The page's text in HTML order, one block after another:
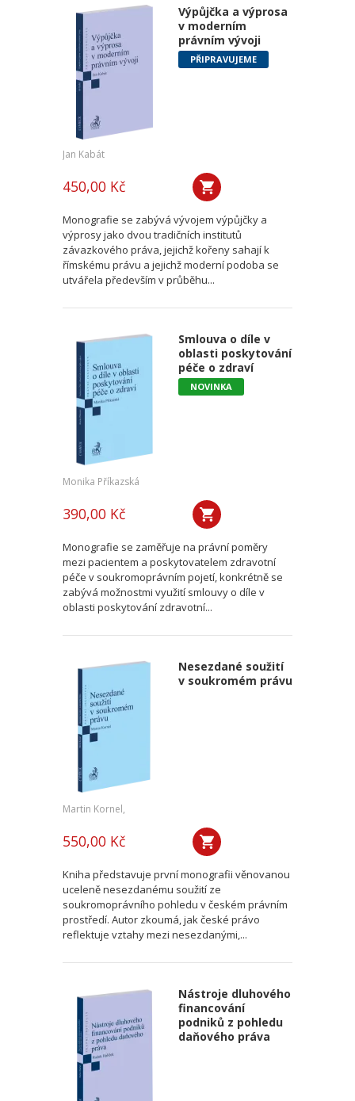
Výpůjčka a výprosa
v moderním
právním vývoji
PŘIPRAVUJEME
Jan Kabát
450,00 Kč
Monografie se zabývá vývojem výpůjčky a
výprosy jako dvou tradičních institutů
závazkového práva, jejichž kořeny sahají k
římskému právu a jejichž moderní podoba se
utvářela především v průběhu...
Smlouva o díle v
oblasti poskytování
péče o zdraví
NOVINKA
Monika Příkazská
390,00 Kč
Monografie se zaměřuje na právní poměry
mezi pacientem a poskytovatelem zdravotní
péče v soukromoprávním pojetí, konkrétně se
zabývá možnostmi využití smlouvy o díle v
oblasti poskytování zdravotní...
Nesezdané soužití
v soukromém právu
Martin Kornel,
550,00 Kč
Kniha představuje první monografii věnovanou
uceleně nesezdanému soužití ze
soukromoprávního pohledu v českém právním
prostředí. Autor zkoumá, jak české právo
reflektuje vztahy mezi nesezdanými,...
Nástroje dluhového
financování
podniků z pohledu
daňového práva